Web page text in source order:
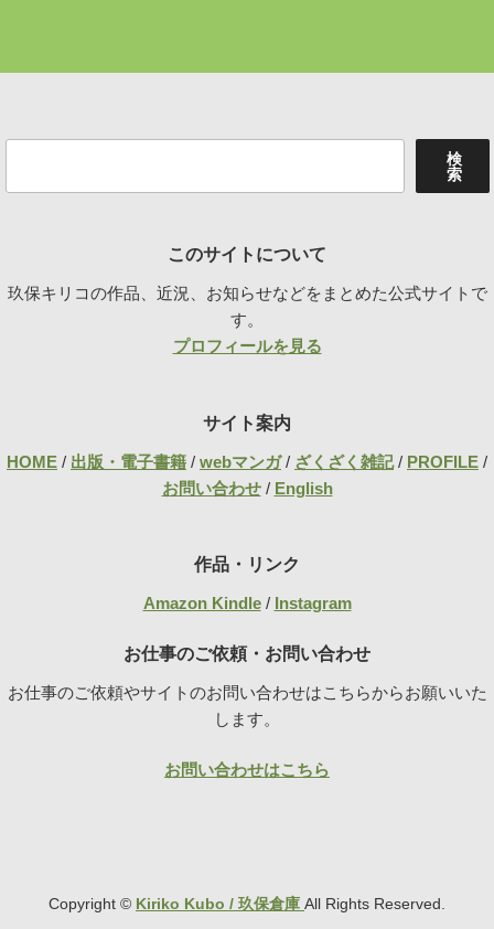
検
索
このサイトについて
玖保キリコの作品、近況、お知らせなどをまとめた公式サイトで
す。
プロフィールを見る
サイト案内
HOME / 出版・電子書籍 / webマンガ/ ざくざく雑記/ PROFILE /
お問い合わせ/ English
作品・リンク
Amazon Kindle/ Instagram
お仕事のご依頼・お問い合わせ
お仕事のご依頼やサイトのお問い合わせはこちらからお願いいた
します。
お問い合わせはこちら
Copyright © Kiriko Kubo / 玖保倉庫 All Rights Reserved.